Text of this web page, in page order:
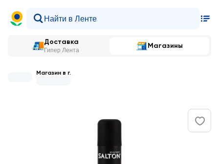
Доставка
Гипер Лента
Магазины
Магазин в г.